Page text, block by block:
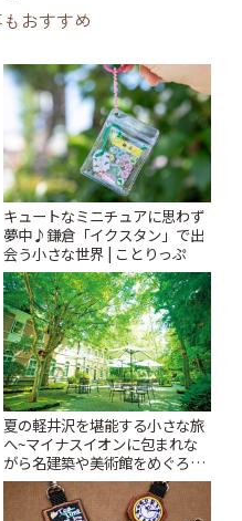
おすすめ
キュートなミニチュアに思わず
夢中♪鎌倉「イクスタン」で出
会う小さな世界 | ことりっぷ
夏の軽井沢を堪能する小さな旅
へ~マイナスイオンに包まれな
がら名建築や美術館をめぐろう
~ | ことりっぷ